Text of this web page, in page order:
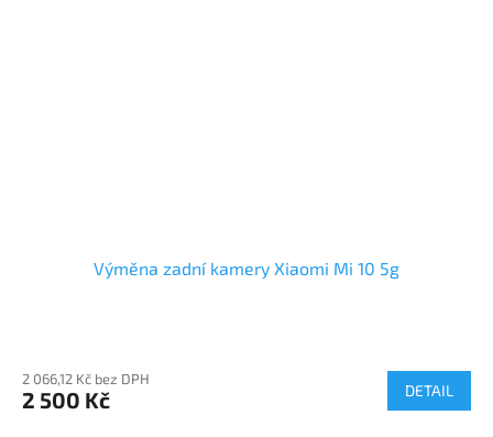
Výměna zadní kamery Xiaomi Mi 10 5g
2 066,12 Kč bez DPH
2 500 Kč DETAIL